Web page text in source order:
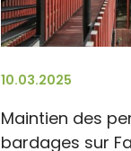
10.03.2025
Maintien des
bardages sur